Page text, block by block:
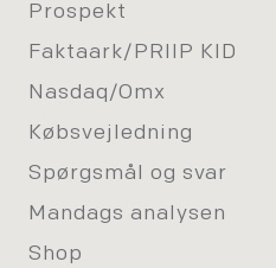
Prospekt
Faktaark/PRIIP KID
Nasdaq/Omx
Købsvejledning
Spørgsmål og svar
Mandags analysen
Shop